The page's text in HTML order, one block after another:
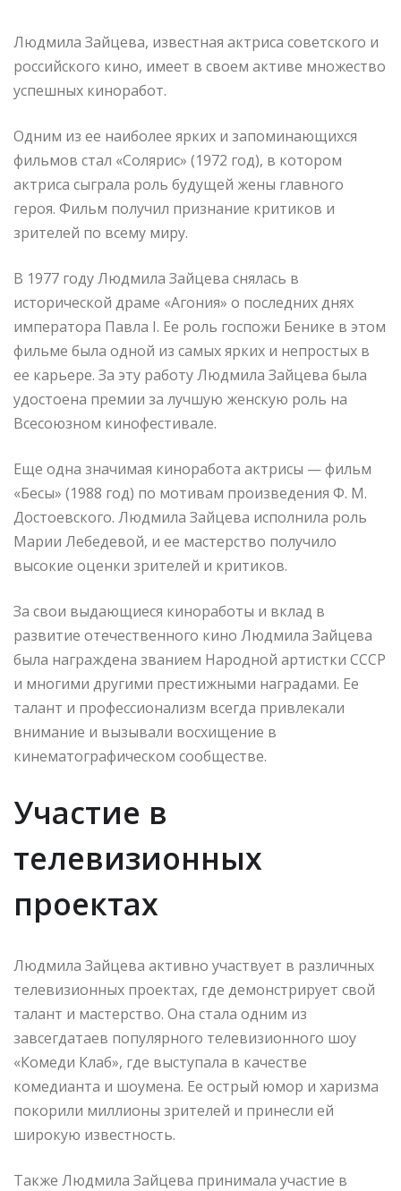
Людмила Зайцева, известная актриса советского и
российского кино, имеет в своем активе множество
успешных киноработ.
Одним из ее наиболее ярких и запоминающихся
фильмов стал «Солярис» (1972 год), в котором
актриса сыграла роль будущей жены главного
героя. Фильм получил признание критиков и
зрителей по всему миру.
В 1977 году Людмила Зайцева снялась в
исторической драме «Агония» о последних днях
императора Павла I. Ее роль госпожи Бенике в этом
фильме была одной из самых ярких и непростых в
ее карьере. За эту работу Людмила Зайцева была
удостоена премии за лучшую женскую роль на
Всесоюзном кинофестивале.
Еще одна значимая киноработа актрисы — фильм
«Бесы» (1988 год) по мотивам произведения Ф. М.
Достоевского. Людмила Зайцева исполнила роль
Марии Лебедевой, и ее мастерство получило
высокие оценки зрителей и критиков.
За свои выдающиеся киноработы и вклад в
развитие отечественного кино Людмила Зайцева
была награждена званием Народной артистки СССР
и многими другими престижными наградами. Ее
талант и профессионализм всегда привлекали
внимание и вызывали восхищение в
кинематографическом сообществе.
Участие в
телевизионных
проектах
Людмила Зайцева активно участвует в различных
телевизионных проектах, где демонстрирует свой
талант и мастерство. Она стала одним из
завсегдатаев популярного телевизионного шоу
«Комеди Клаб», где выступала в качестве
комедианта и шоумена. Ее острый юмор и харизма
покорили миллионы зрителей и принесли ей
широкую известность.
Также Людмила Зайцева принимала участие в